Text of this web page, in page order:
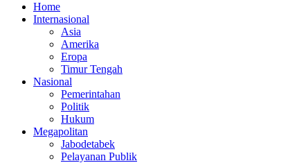
Home
Internasional
Asia
Amerika
Eropa
Timur Tengah
Nasional
Pemerintahan
Politik
Hukum
Megapolitan
Jabodetabek
Pelayanan Publik